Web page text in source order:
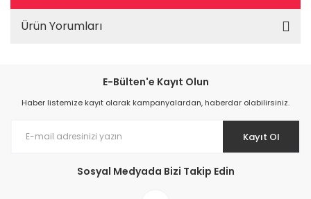
Ürün Yorumları
E-Bülten'e Kayıt Olun
Haber listemize kayıt olarak kampanyalardan, haberdar olabilirsiniz.
Kayıt Ol
Sosyal Medyada Bizi Takip Edin